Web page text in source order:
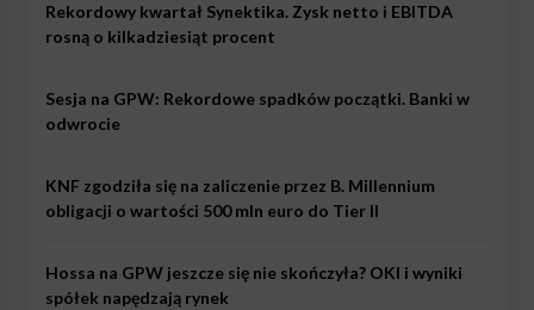
Rekordowy kwartał Synektika. Zysk netto i EBITDA
rosną o kilkadziesiąt procent
Sesja na GPW: Rekordowe spadków początki. Banki w
odwrocie
KNF zgodziła się na zaliczenie przez B. Millennium
obligacji o wartości 500 mln euro do Tier II
Hossa na GPW jeszcze się nie skończyła? OKI i wyniki
spółek napędzają rynek